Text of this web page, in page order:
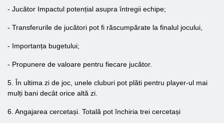
- Jucător Impactul potențial asupra întregii echipe;
- Transferurile de jucători pot fi răscumpărate la finalul jocului,
- Importanța bugetului;
- Propunere de valoare pentru fiecare jucător.
5. În ultima zi de joc, unele cluburi pot plăti pentru player-ul mai
mulți bani decât orice altă zi.
6. Angajarea cercetași. Totală pot închiria trei cercetași